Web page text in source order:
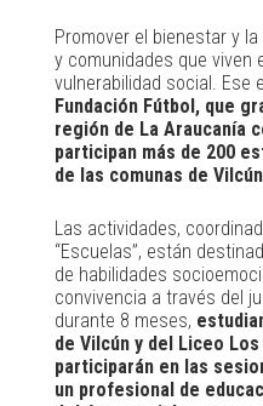
Promover el bienestar y
y comunidades que viven
vulnerabilidad social. Ese
Fundación Fútbol, que
región de La Araucanía
participan más de 200
de las comunas de
Las actividades,
“Escuelas”, están
de habilidades
convivencia a través del
durante 8 meses,
de Vilcún y del Liceo
participarán en las
un profesional de